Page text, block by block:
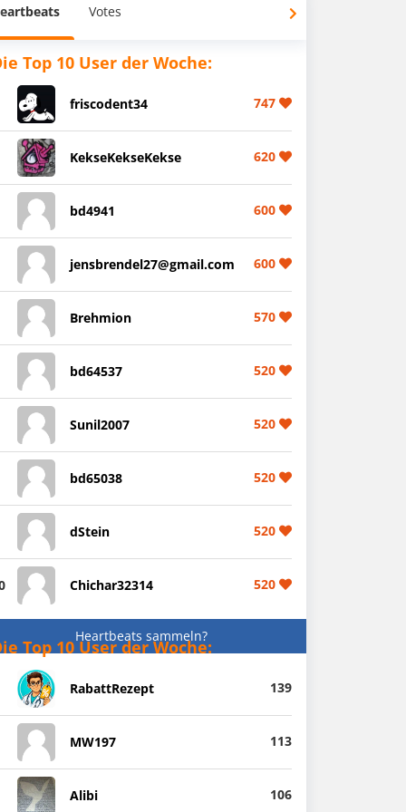
Votes
Top 10 User der Woche:
friscodent34 747
KekseKekseKekse 620
bd4941 600
jensbrendel27@gmail.com 600
Brehmion 570
bd64537 520
Sunil2007 520
bd65038 520
dStein 520
Chichar32314 520
Heartbeats sammeln?
Top 10 User der Woche:
RabattRezept 139
MW197 113
Alibi 106